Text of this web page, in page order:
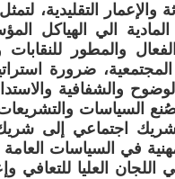
التقليدية،
الي الهياكل
والمطور
المجتمعية، ضرورة
والشفافية
السياسات
شريك اجتماعي إلى
في السياسات
العليا للتعافي